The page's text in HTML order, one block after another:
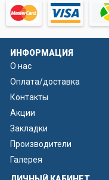
обеспечивает
время заливки бетона.
получаются без
рисунком.
ИНФОРМАЦИЯ
О нас
Оплата/доставка
Контакты
Акции
Закладки
Производители
Галерея